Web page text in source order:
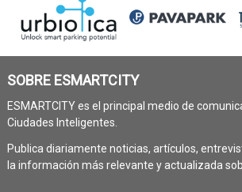
SOBRE ESMARTCITY
ESMARTCITY es el principal medio de
Ciudades Inteligentes.
Publica diariamente noticias, artículos,
la información más relevante y actualizada